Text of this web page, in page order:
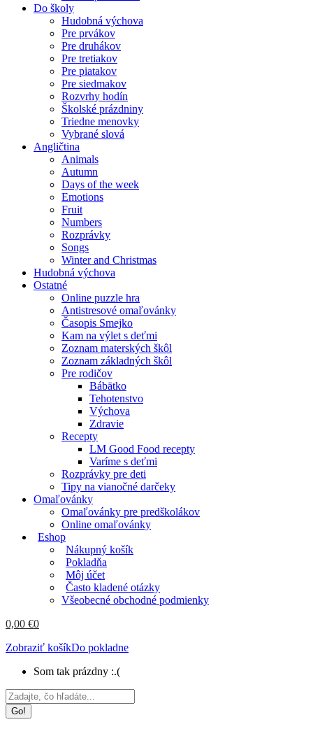
Do školy
Hudobná výchova
Pre prvákov
Pre druhákov
Pre tretiakov
Pre piatakov
Pre siedmakov
Rozvrhy hodín
Školské prázdniny
Triedne menovky
Vybrané slová
Angličtina
Animals
Autumn
Days of the week
Emotions
Fruit
Numbers
Rozprávky
Songs
Winter and Christmas
Hudobná výchova
Ostatné
Online puzzle hra
Antistresové omaľovánky
Časopis Smejko
Kam na výlet s deťmi
Zoznam materských škôl
Zoznam základných škôl
Pre rodičov
Bábätko
Tehotenstvo
Výchova
Zdravie
Recepty
LM Good Food recepty
Varíme s deťmi
Rozprávky pre deti
Tipy na vianočné darčeky
Omaľovánky
Omaľovánky pre predškolákov
Online omaľovánky
Eshop
Nákupný košík
Pokladňa
Môj účet
Často kladené otázky
Všeobecné obchodné podmienky
0,00 €0
Zobraziť košíkDo pokladne
Som tak prázdny :.(
Search: